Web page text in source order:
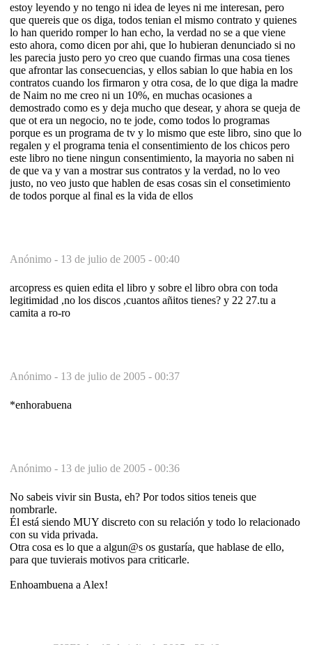
estoy leyendo y no tengo ni idea de leyes ni me interesan, pero
que quereis que os diga, todos tenian el mismo contrato y quienes
lo han querido romper lo han echo, la verdad no se a que viene
esto ahora, como dicen por ahi, que lo hubieran denunciado si no
les parecia justo pero yo creo que cuando firmas una cosa tienes
que afrontar las consecuencias, y ellos sabian lo que habia en los
contratos cuando los firmaron y otra cosa, de lo que diga la madre
de Naim no me creo ni un 10%, en muchas ocasiones a
demostrado como es y deja mucho que desear, y ahora se queja de
que ot era un negocio, no te jode, como todos lo programas
porque es un programa de tv y lo mismo que este libro, sino que lo
regalen y el programa tenia el consentimiento de los chicos pero
este libro no tiene ningun consentimiento, la mayoria no saben ni
de que va y van a mostrar sus contratos y la verdad, no lo veo
justo, no veo justo que hablen de esas cosas sin el consetimiento
de todos porque al final es la vida de ellos
Anónimo - 13 de julio de 2005 - 00:40
arcopress es quien edita el libro y sobre el libro obra con toda
legitimidad ,no los discos ,cuantos añitos tienes? y 22 27.tu a
camita a ro-ro
Anónimo - 13 de julio de 2005 - 00:37
*enhorabuena
Anónimo - 13 de julio de 2005 - 00:36
No sabeis vivir sin Busta, eh? Por todos sitios teneis que
nombrarle.
Él está siendo MUY discreto con su relación y todo lo relacionado
con su vida privada.
Otra cosa es lo que a algun@s os gustaría, que hablase de ello,
para que tuvierais motivos para criticarle.
Enhoambuena a Alex!